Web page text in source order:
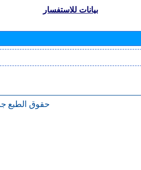
بيانات للاستفسار
حقوق الطبع